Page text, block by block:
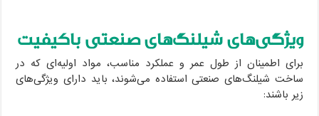
ویژگی‌های شیلنگ‌های صنعتی باکیفیت
برای اطمینان از طول عمر و عملکرد مناسب، مواد اولیه‌ای که در
ساخت شیلنگ‌های صنعتی استفاده می‌شوند، باید دارای ویژگی‌های
زیر باشند: